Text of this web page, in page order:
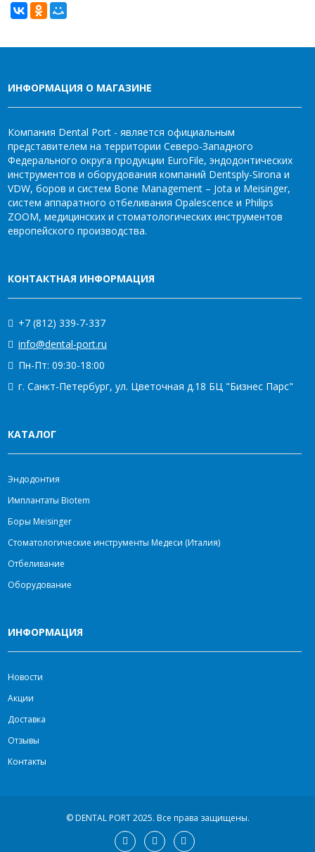
ИНФОРМАЦИЯ О МАГАЗИНЕ
Компания Dental Port - является официальным
представителем на территории Северо-Западного
Федерального округа продукции EuroFile, эндодонтических
инструментов и оборудования компаний Dentsply-Sirona и
VDW, боров и систем Bone Management – Jota и Meisinger,
систем аппаратного отбеливания Opalescence и Philips
ZOOM, медицинских и стоматологических инструментов
европейского производства.
КОНТАКТНАЯ ИНФОРМАЦИЯ
+7 (812) 339-7-337
info@dental-port.ru
Пн-Пт: 09:30-18:00
г. Санкт-Петербург, ул. Цветочная д.18 БЦ "Бизнес Парс"
КАТАЛОГ
Эндодонтия
Имплантаты Biotem
Боры Meisinger
Стоматологические инструменты Медеси (Италия)
Отбеливание
Оборудование
ИНФОРМАЦИЯ
Новости
Акции
Доставка
Отзывы
Контакты
© DENTAL PORT 2025. Все права защищены.